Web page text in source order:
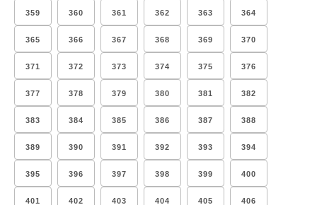
359 360 361 362 363 364
365 366 367 368 369 370
371 372 373 374 375 376
377 378 379 380 381 382
383 384 385 386 387 388
389 390 391 392 393 394
395 396 397 398 399 400
401 402 403 404 405 406